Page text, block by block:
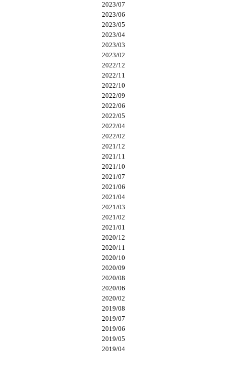
2023/07
2023/06
2023/05
2023/04
2023/03
2023/02
2022/12
2022/11
2022/10
2022/09
2022/06
2022/05
2022/04
2022/02
2021/12
2021/11
2021/10
2021/07
2021/06
2021/04
2021/03
2021/02
2021/01
2020/12
2020/11
2020/10
2020/09
2020/08
2020/06
2020/02
2019/08
2019/07
2019/06
2019/05
2019/04